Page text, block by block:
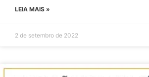
LEIA MAIS »
2 de setembro de 2022